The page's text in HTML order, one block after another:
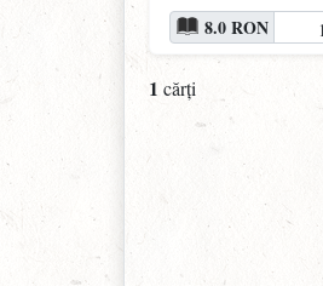
8.0 RON
1 cărți